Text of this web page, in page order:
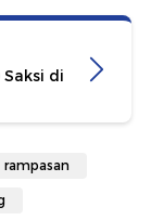
di